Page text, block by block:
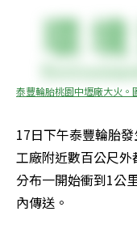
泰豐輪胎桃園中壢廠大火。
17日下午泰豐輪胎
工廠附近數百公尺
分布一開始衝到1公
內傳送。